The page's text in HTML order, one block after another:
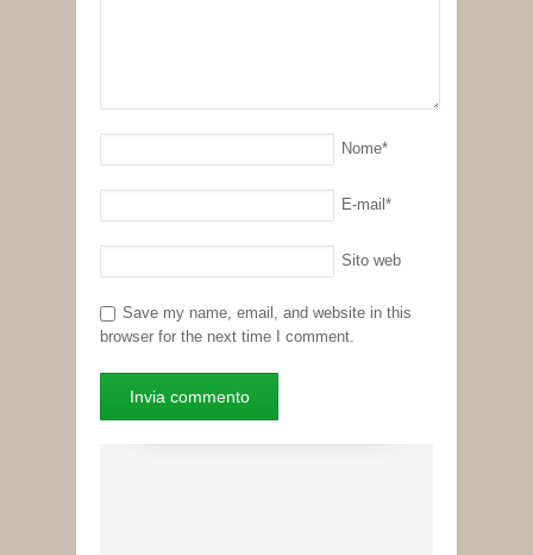
Nome*
E-mail *
Sito web
Save my name, email, and website in this
browser for the next time I comment.